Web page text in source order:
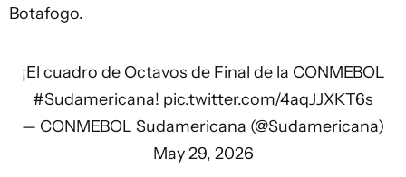
Botafogo.
¡El cuadro de Octavos de Final de la CONMEBOL
#Sudamericana! pic.twitter.com/4aqJJXKT6s
— CONMEBOL Sudamericana (@Sudamericana)
May 29, 2026